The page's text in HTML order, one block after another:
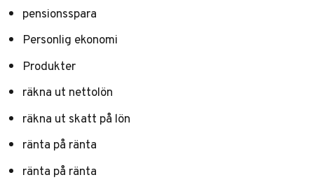
pensionsspara
Personlig ekonomi
Produkter
räkna ut nettolön
räkna ut skatt på lön
ränta på ränta
ränta på ränta